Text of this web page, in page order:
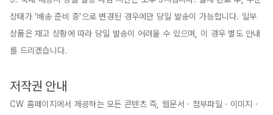
상태가 '배송 준비 중'으로 변경된 경우에만 당일 발송이 가능합니다. 일부
상품은 재고 상황에 따라 당일 발송이 어려울 수 있으며, 이 경우 별도 안내
를 드리겠습니다.
저작권 안내
CW 홈페이지에서 제공하는 모든 콘텐츠 즉, 웹문서 · 첨부파일 · 이미지 ·